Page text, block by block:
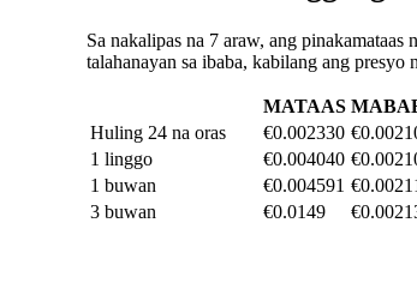
Sa nakalipas na 7 araw, ang
talahanayan sa ibaba, kabilang ang
MATAAS
Huling 24 na oras
€0.002330
1 linggo
€0.004040
1 buwan
€0.004591
3 buwan
€0.0149